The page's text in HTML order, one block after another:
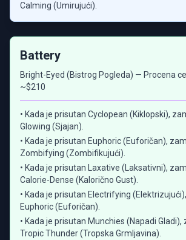
Calming (Umirujući).
Battery
Bright-Eyed (Bistrog Pogleda) — Procena
~$210
• Kada je prisutan Cyclopean (Kiklopski),
Glowing (Sjajan).
• Kada je prisutan Euphoric (Euforičan),
Zombifying (Zombifikujući).
• Kada je prisutan Laxative (Laksativni),
Calorie-Dense (Kalorično Gust).
• Kada je prisutan Electrifying
Euphoric (Euforičan).
• Kada je prisutan Munchies (Napadi Gladi),
Tropic Thunder (Tropska Grmljavina).